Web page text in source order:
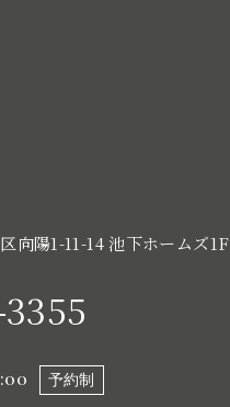
向陽1-11-14 池下ホームズ1F
予約制